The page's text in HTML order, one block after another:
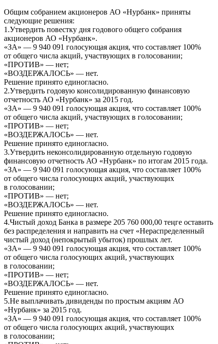
Общим собранием акционеров АО «Нурбанк» приняты
следующие решения:
1.Утвердить повестку дня годового общего собрания
акционеров АО «Нурбанк».
«ЗА» — 9 940 091 голосующая акция, что составляет 100%
от общего числа акций, участвующих в голосовании;
«ПРОТИВ» — нет;
«ВОЗДЕРЖАЛОСЬ» — нет.
Решение принято единогласно.
2.Утвердить годовую консолидированную финансовую
отчетность АО «Нурбанк» за 2015 год.
«ЗА» — 9 940 091 голосующая акция, что составляет 100%
от общего числа акций, участвующих в голосовании;
«ПРОТИВ» — нет;
«ВОЗДЕРЖАЛОСЬ» — нет.
Решение принято единогласно.
3.Утвердить неконсолидированную отдельную годовую
финансовую отчетность АО «Нурбанк» по итогам 2015 года.
«ЗА» — 9 940 091 голосующая акция, что составляет 100%
от общего числа голосующих акций, участвующих
в голосовании;
«ПРОТИВ» — нет;
«ВОЗДЕРЖАЛОСЬ» — нет.
Решение принято единогласно.
4.Чистый доход Банка в размере 205 760 000,00 теңге оставить
без распределения и направить на счет «Нераспределенный
чистый доход (непокрытый убыток) прошлых лет.
«ЗА» — 9 940 091 голосующая акция, что составляет 100%
от общего числа голосующих акций, участвующих
в голосовании;
«ПРОТИВ» — нет;
«ВОЗДЕРЖАЛОСЬ» — нет.
Решение принято единогласно.
5.Не выплачивать дивиденды по простым акциям АО
«Нурбанк» за 2015 год.
«ЗА» — 9 940 091 голосующая акция, что составляет 100%
от общего числа голосующих акций, участвующих
в голосовании;